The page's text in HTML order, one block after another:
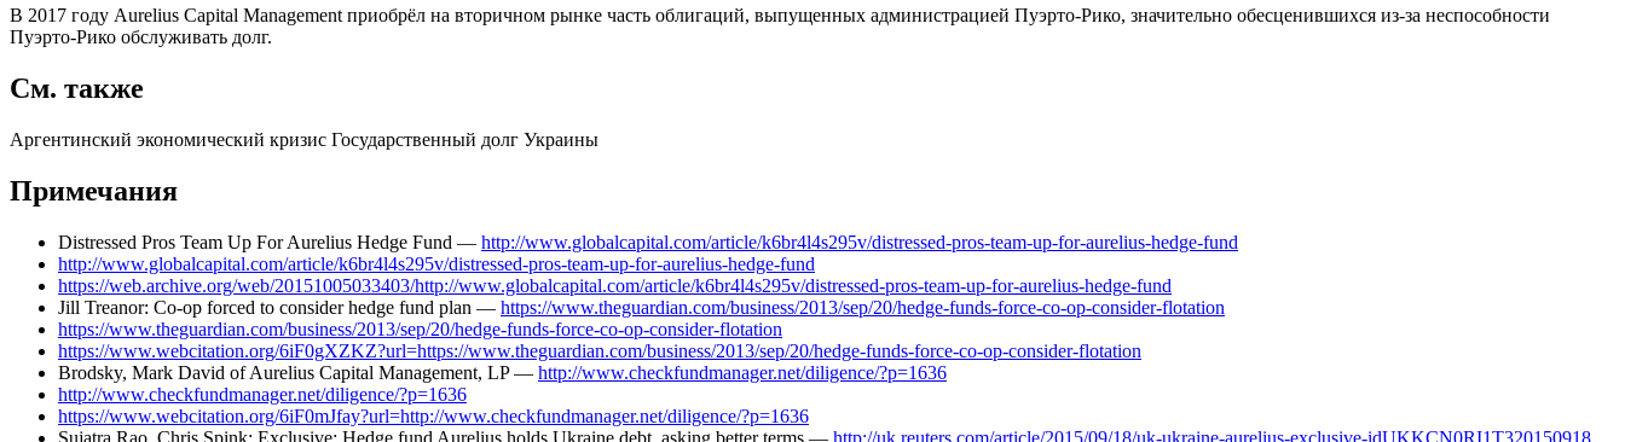
В 2017 году Aurelius Capital Management приобрёл на вторичном рынке часть облигаций, выпущенных администрацией Пуэрто-Рико, значительно обесценившихся из-за неспособности
Пуэрто-Рико обслуживать долг.
См. также
Аргентинский экономический кризис Государственный долг Украины
Примечания
Distressed Pros Team Up For Aurelius Hedge Fund — http://www.globalcapital.com/article/k6br4l4s295v/distressed-pros-team-up-for-aurelius-hedge-fund
http://www.globalcapital.com/article/k6br4l4s295v/distressed-pros-team-up-for-aurelius-hedge-fund
https://web.archive.org/web/20151005033403/http://www.globalcapital.com/article/k6br4l4s295v/distressed-pros-team-up-for-aurelius-hedge-fund
Jill Treanor: Co-op forced to consider hedge fund plan — https://www.theguardian.com/business/2013/sep/20/hedge-funds-force-co-op-consider-flotation
https://www.theguardian.com/business/2013/sep/20/hedge-funds-force-co-op-consider-flotation
https://www.webcitation.org/6iF0gXZKZ?url=https://www.theguardian.com/business/2013/sep/20/hedge-funds-force-co-op-consider-flotation
Brodsky, Mark David of Aurelius Capital Management, LP — http://www.checkfundmanager.net/diligence/?p=1636
http://www.checkfundmanager.net/diligence/?p=1636
https://www.webcitation.org/6iF0mJfay?url=http://www.checkfundmanager.net/diligence/?p=1636
Sujatra Rao, Chris Spink: Exclusive: Hedge fund Aurelius holds Ukraine debt, asking better terms — http://uk.reuters.com/article/2015/09/18/uk-ukraine-aurelius-exclusive-idUKKCN0RI1T320150918